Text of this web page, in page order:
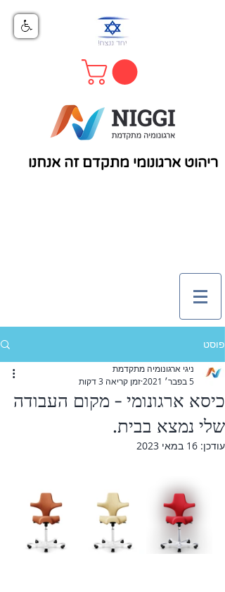
ריהוט ארגונומי מתקדם זה אנחנו
פוסט
כיסא ארגונומי - מקום העבודה
שלי נמצא בבית.
ניגי ארגונומיה מתקדמת
5 בפבר׳ 2021
זמן קריאה 3 דקות
עודכן: 16 במאי 2023